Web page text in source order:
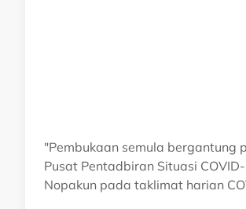
"Pembukaan semula bergantung
Pusat Pentadbiran Situasi
Nopakun pada taklimat harian